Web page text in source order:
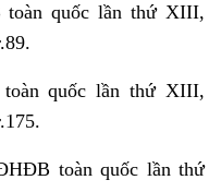
quốc lần thứ XIII,
quốc lần thứ XIII,
toàn quốc lần thứ